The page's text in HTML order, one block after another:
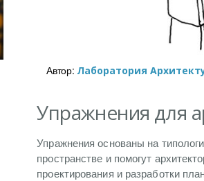
Автор: Лаборатория
Упражнения для
Упражнения основаны на
пространстве и помогут
проектирования и разработки